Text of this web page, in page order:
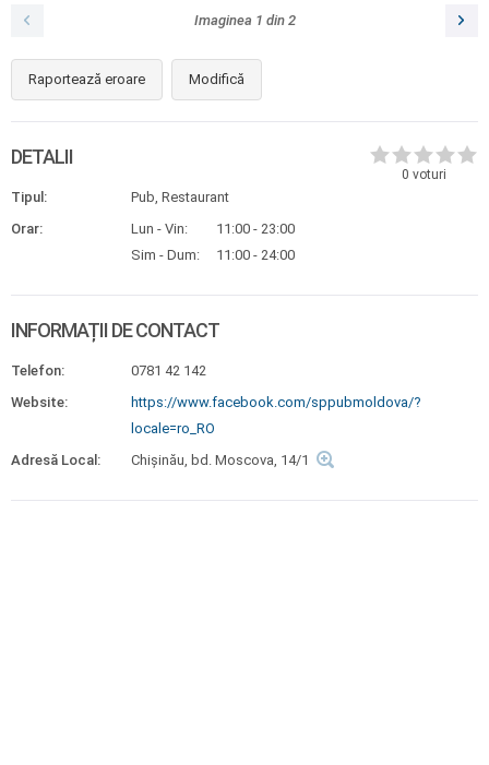
Imaginea 1 din 2
Raportează eroare Modifică
0 voturi
DETALII
Tipul:
Pub, Restaurant
Orar:
Lun - Vin:
11:00 - 23:00
Sim - Dum:
11:00 - 24:00
INFORMAȚII DE CONTACT
Telefon:
0781 42 142
Website:
https://www.facebook.com/sppubmoldova/?
locale=ro_RO
Adresă Local:
Chişinău, bd. Moscova, 14/1